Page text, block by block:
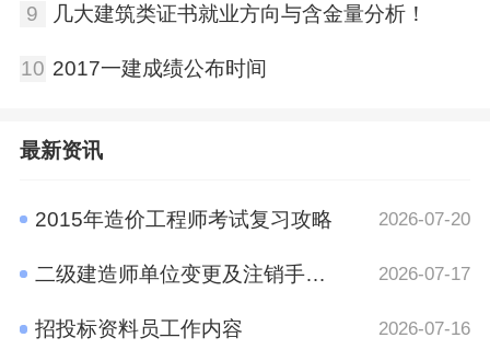
9 几大建筑类证书就业方向与含金量分析！
10 2017一建成绩公布时间
最新资讯
2015年造价工程师考试复习攻略 2026-07-20
二级建造师单位变更及注销手续规定 2026-07-17
招投标资料员工作内容 2026-07-16